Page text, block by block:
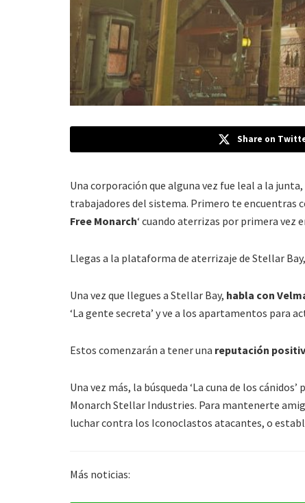
Share on
Una corporación que alguna vez fue leal a la junta,
trabajadores del sistema. Primero te encuentras
Free Monarch‘ cuando aterrizas por primera vez
Llegas a la plataforma de aterrizaje de Stellar
Una vez que llegues a Stellar Bay, habla con
‘La gente secreta’ y ve a los apartamentos para
Estos comenzarán a tener una reputación
Una vez más, la búsqueda ‘La cuna de los
Monarch Stellar Industries. Para mantenerte
luchar contra los Iconoclastos atacantes, o
Más noticias: